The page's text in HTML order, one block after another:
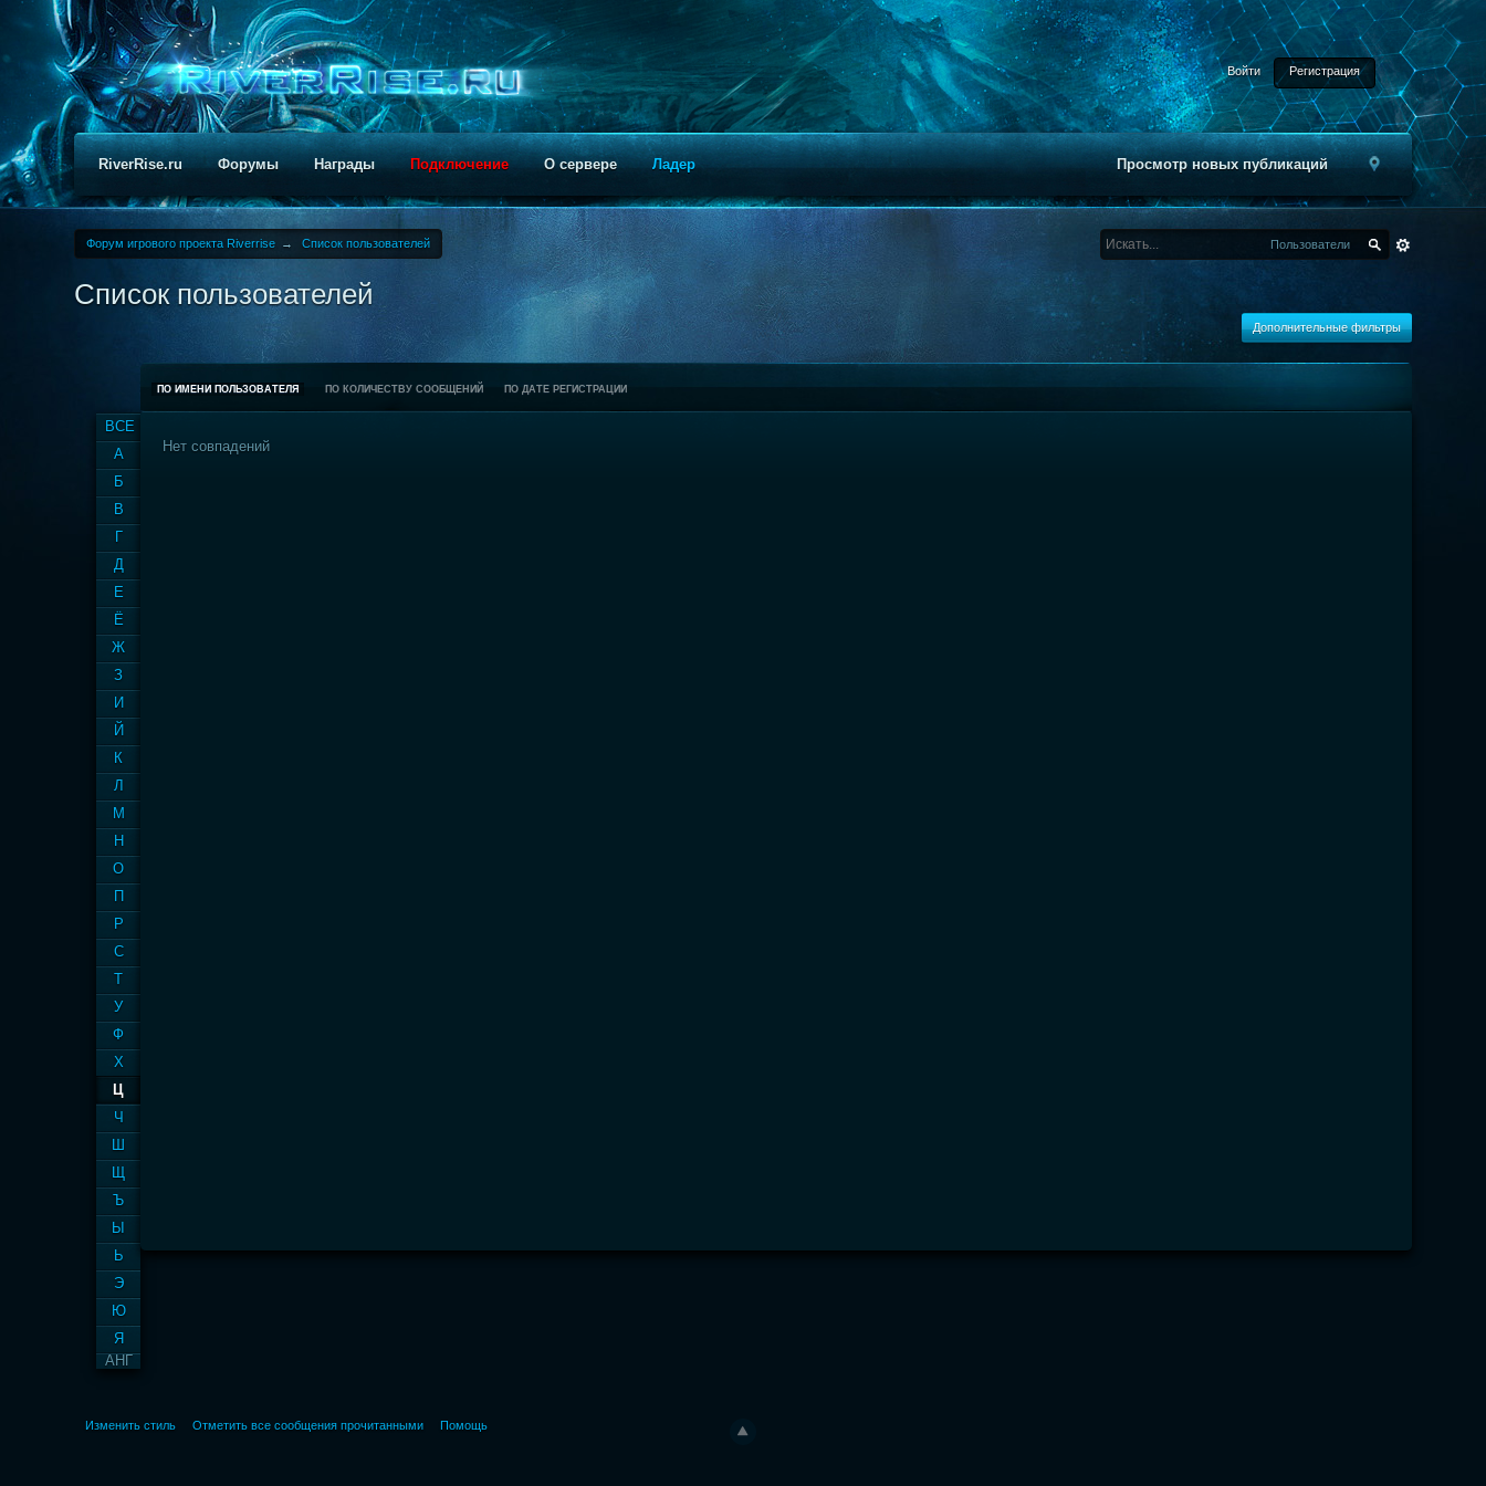
Войти Регистрация
Просмотр новых публикаций
RiverRise.ru Форумы Награды Подключение О сервере Ладер
Форум игрового проекта Riverrise → Список пользователей Пользователи
Список пользователей
Дополнительные фильтры
ВСЕ
А
Б
В
Г
Д
Е
Ё
Ж
З
И
Й
К
Л
М
Н
О
П
Р
С
Т
У
Ф
Х
Ц
Ч
Ш
Щ
Ъ
Ы
Ь
Э
Ю
Я
АНГ
ПО ИМЕНИ ПОЛЬЗОВАТЕЛЯ ПО КОЛИЧЕСТВУ СООБЩЕНИЙ ПО ДАТЕ РЕГИСТРАЦИИ
Нет совпадений
Изменить стиль Отметить все сообщения прочитанными Помощь